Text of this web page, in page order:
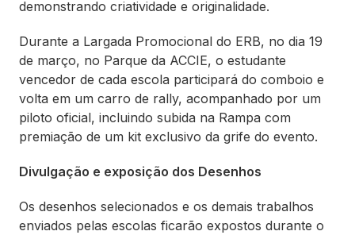
demonstrando criatividade e originalidade.
Durante a Largada Promocional do ERB, no dia 19
de março, no Parque da ACCIE, o estudante
vencedor de cada escola participará do comboio e
volta em um carro de rally, acompanhado por um
piloto oficial, incluindo subida na Rampa com
premiação de um kit exclusivo da grife do evento.
Divulgação e exposição dos Desenhos
Os desenhos selecionados e os demais trabalhos
enviados pelas escolas ficarão expostos durante o